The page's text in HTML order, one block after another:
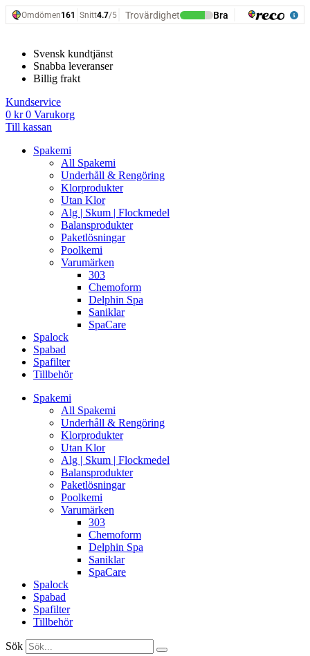
Hoppa
till
Svensk kundtjänst
Snabba leveranser
Billig frakt
Kundservice
0 kr 0 Varukorg
Till kassan
Spakemi
All Spakemi
Underhåll & Rengöring
Klorprodukter
Utan Klor
Alg | Skum | Flockmedel
Balansprodukter
Paketlösningar
Poolkemi
Varumärken
303
Chemoform
Delphin Spa
Saniklar
SpaCare
Spalock
Spabad
Spafilter
Tillbehör
Spakemi
All Spakemi
Underhåll & Rengöring
Klorprodukter
Utan Klor
Alg | Skum | Flockmedel
Balansprodukter
Paketlösningar
Poolkemi
Varumärken
303
Chemoform
Delphin Spa
Saniklar
SpaCare
Spalock
Spabad
Spafilter
Tillbehör
Sök